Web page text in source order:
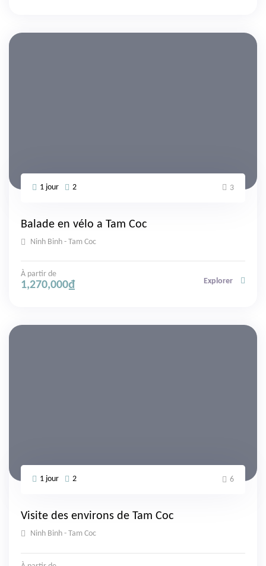
1 jour 2 3
Balade en vélo a Tam Coc
Ninh Binh - Tam Coc
À partir de
1,270,000₫ Explorer
1 jour 2 6
Visite des environs de Tam Coc
Ninh Binh - Tam Coc